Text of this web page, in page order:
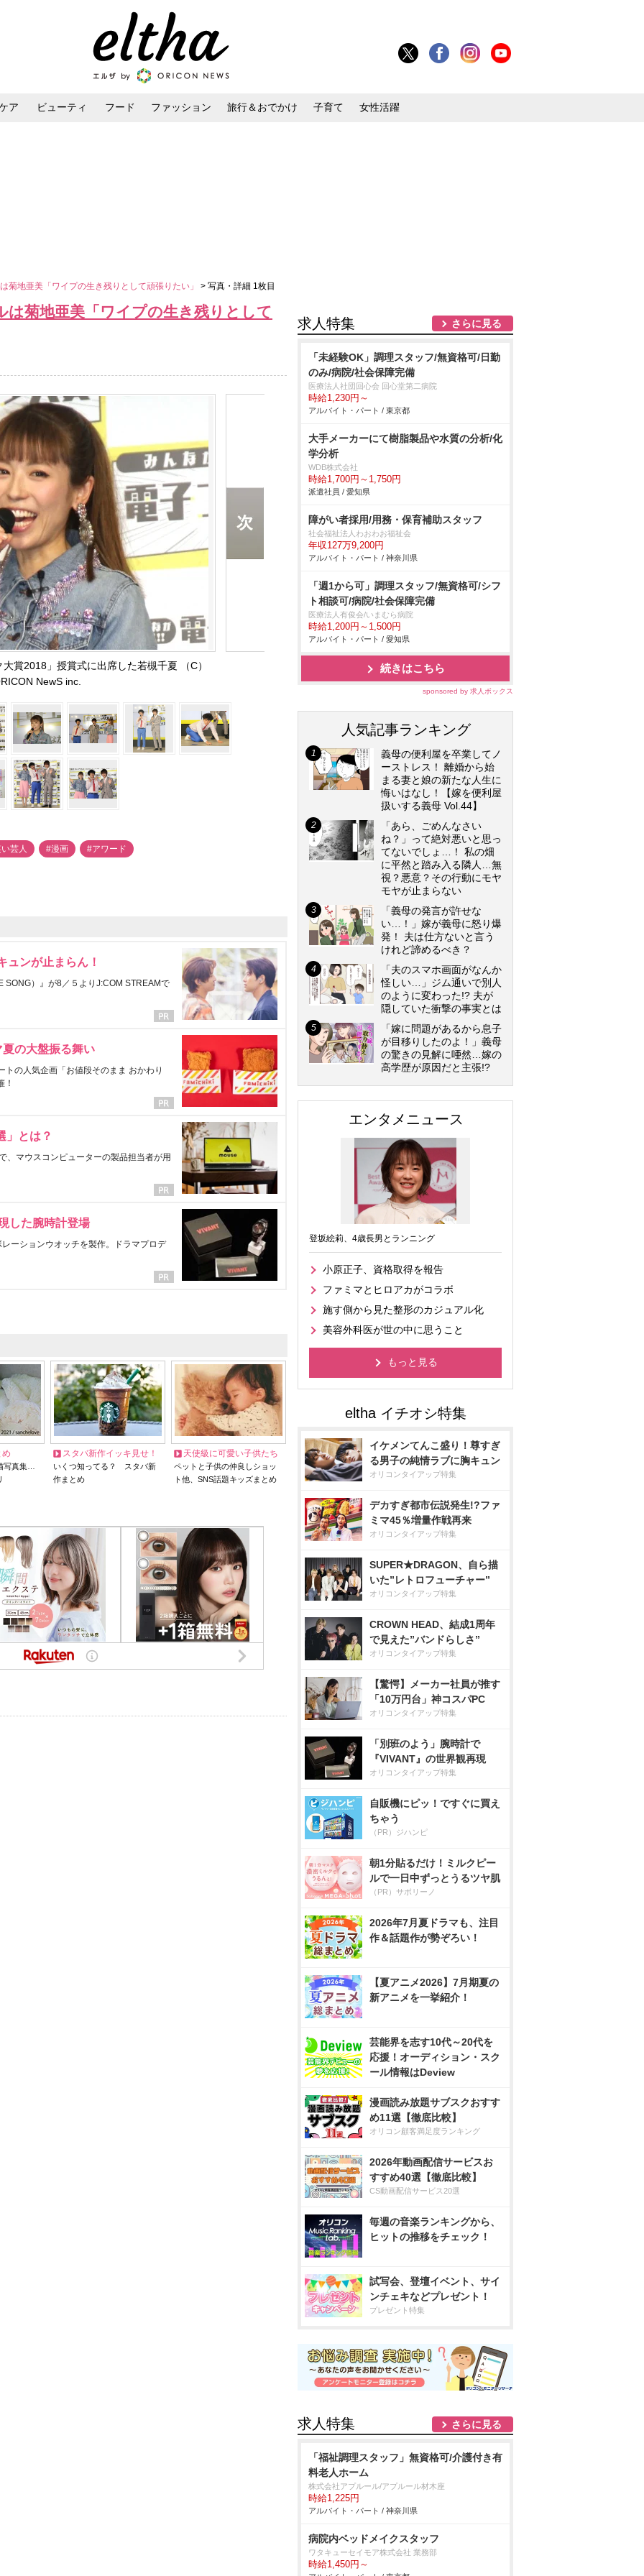
ア ビューティ フード ファッション 旅行＆おでかけ 子育て 女性活躍
菊地亜美「ワイプの生き残りとして頑張りたい」 > 写真・詳細 1枚目
は菊地亜美「ワイプの生き残りとして
賞2018」授賞式に出席した若槻千夏 （C）
NewS inc.
芸人 #漫画 #アワード
ュンが止まらん！
SONG）』が8／５よりJ:COM STREAMで
の大盤振る舞い
の人気企画「お値段そのまま おかわり
！
」とは？
、マウスコンピューターの製品担当者が用
した腕時計登場
ーションウオッチを製作。ドラマプロデ
め
写真集…
スタバ新作イッキ見せ！
いくつ知ってる？ スタバ新
作まとめ
天使級に可愛い子供たち
ペットと子供の仲良しショッ
ト他、SNS話題キッズまとめ
求人特集 さらに見る
「未経験OK」調理スタッフ/無資格可/日勤
のみ/病院/社会保障完備
医療法人社団回心会 回心堂第二病院
時給1,230円～
アルバイト・パート / 東京都
大手メーカーにて樹脂製品や水質の分析/化
学分析
WDB株式会社
時給1,700円～1,750円
派遣社員 / 愛知県
障がい者採用/用務・保育補助スタッフ
社会福祉法人わおわお福祉会
年収127万9,200円
アルバイト・パート / 神奈川県
「週1から可」調理スタッフ/無資格可/シフ
ト相談可/病院/社会保障完備
医療法人有俊会/いまむら病院
時給1,200円～1,500円
アルバイト・パート / 愛知県
続きはこちら
sponsored by 求人ボックス
人気記事ランキング
義母の便利屋を卒業してノ
ーストレス！ 離婚から始
まる妻と娘の新たな人生に
悔いはなし！【嫁を便利屋
扱いする義母 Vol.44】
「あら、ごめんなさい
ね？」って絶対悪いと思っ
てないでしょ…！ 私の畑
に平然と踏み入る隣人…無
視？悪意？その行動にモヤ
モヤが止まらない
「義母の発言が許せな
い…！」嫁が義母に怒り爆
発！ 夫は仕方ないと言う
けれど諦めるべき？
「夫のスマホ画面がなんか
怪しい…」ジム通いで別人
のように変わった!? 夫が
隠していた衝撃の事実とは
「嫁に問題があるから息子
が目移りしたのよ！」義母
の驚きの見解に唖然…嫁の
高学歴が原因だと主張!?
エンタメニュース
登坂絵莉、4歳長男とランニング
小原正子、資格取得を報告
ファミマとヒロアカがコラボ
施す側から見た整形のカジュアル化
美容外科医が世の中に思うこと
もっと見る
イケメンてんこ盛り！尊すぎ
る男子の純情ラブに胸キュン
オリコンタイアップ特集
デカすぎ都市伝説発生!?ファ
ミマ45％増量作戦再来
オリコンタイアップ特集
SUPER★DRAGON、自ら描
いた”レトロフューチャー”
オリコンタイアップ特集
CROWN HEAD、結成1周年
で見えた”バンドらしさ”
オリコンタイアップ特集
【驚愕】メーカー社員が推す
「10万円台」神コスパPC
オリコンタイアップ特集
「別班のよう」腕時計で
『VIVANT』の世界観再現
オリコンタイアップ特集
自販機にピッ！ですぐに買え
ちゃう
（PR）ジハンピ
朝1分貼るだけ！ミルクピー
ルで一日中ずっとうるツヤ肌
（PR）サボリーノ
2026年7月夏ドラマも、注目
作＆話題作が勢ぞろい！
【夏アニメ2026】7月期夏の
新アニメを一挙紹介！
芸能界を志す10代～20代を
応援！オーディション・スク
ール情報はDeview
漫画読み放題サブスクおすす
め11選【徹底比較】
オリコン顧客満足度ランキング
2026年動画配信サービスお
すすめ40選【徹底比較】
CS動画配信サービス20選
毎週の音楽ランキングから、
ヒットの推移をチェック！
試写会、登壇イベント、サイ
ンチェキなどプレゼント！
プレゼント特集
求人特集 さらに見る
「福祉調理スタッフ」無資格可/介護付き有
料老人ホーム
株式会社アプルール/アプルール材木座
時給1,225円
アルバイト・パート / 神奈川県
病院内ベッドメイクスタッフ
ワタキューセイモア株式会社 業務部
時給1,450円～